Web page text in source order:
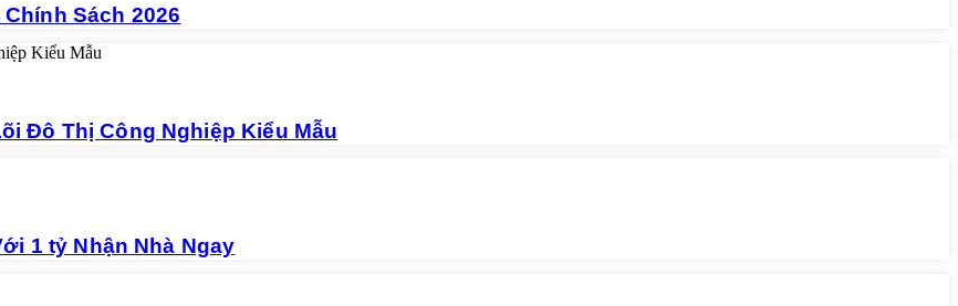
Sách 2026
Đô Thị Công Nghiệp Kiểu Mẫu
1 tỷ Nhận Nhà Ngay